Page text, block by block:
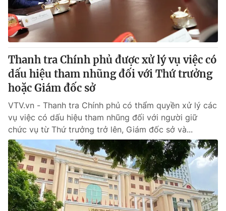
cấp ngày 29/12/2023
Tổng Biên tập:
Phó Tổng Biên tập:
Nguyễn Thị Mỹ Hạnh, Phạm Quốc Thắng,
Nguyễn Trọng Ninh
Tổng đài VTV:024.38 355 931 - 024.38 355 932
Ðiện thoại Thời báo VTV:024.66 897 897
Email:toasoan@vtv.vn
024-7300.7108
Thanh tra Chính phủ được xử lý vụ việc có
dấu hiệu tham nhũng đối với Thứ trưởng
hoặc Giám đốc sở
VTV.vn - Thanh tra Chính phủ có thẩm quyền xử lý các
vụ việc có dấu hiệu tham nhũng đối với người giữ
chức vụ từ Thứ trưởng trở lên, Giám đốc sở và...